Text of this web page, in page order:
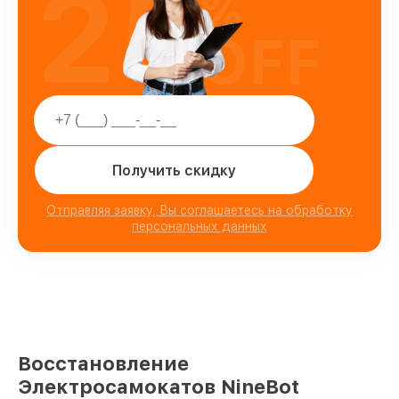
Получить скидку
Отправляя заявку, Вы соглашаетесь на обработку
персональных данных
25OFF
Восстановление
Электросамокатов NineBot